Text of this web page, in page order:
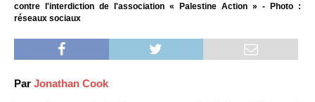
contre l'interdiction de l'association « Palestine Action » - Photo :
réseaux sociaux
Par Jonathan Cook